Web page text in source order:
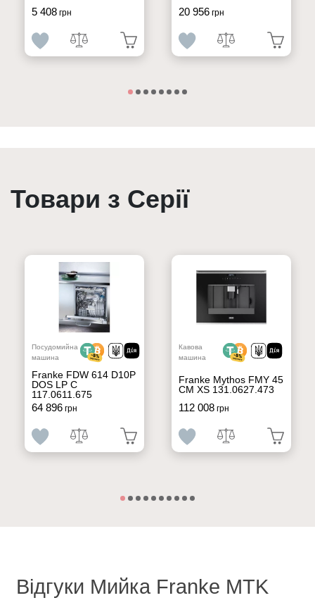
5 408грн 20 956грн
Товари з Серії
Посудомийна
машина
Franke FDW 614 D10P
DOS LP C
117.0611.675
64 896грн
Кавова
машина
Franke Mythos FMY 45
CM XS 131.0627.473
112 008грн
Відгуки Мийка Franke MTK